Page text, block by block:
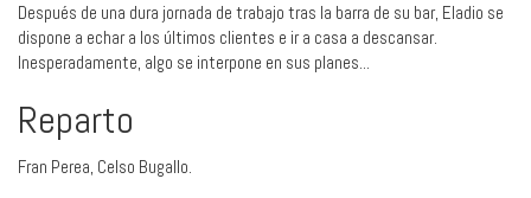
Después de una dura jornada de trabajo tras la barra de su bar, Eladio se
dispone a echar a los últimos clientes e ir a casa a descansar.
Inesperadamente, algo se interpone en sus planes...
Reparto
Fran Perea, Celso Bugallo.